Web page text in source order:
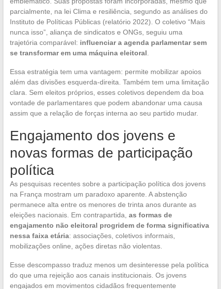
parcialmente, na lei Clima e resiliência, segundo as análises do
Instituto de Políticas Públicas (relatório 2022). O coletivo “Mais
nunca isso”, aliança de sindicatos e ONGs, seguiu uma
trajetória comparável: influenciar a agenda parlamentar sem
se transformar em uma máquina eleitoral
Essa estratégia tem uma vantagem: permite mobilizar apoios
além das divisões esquerda-direita. Também tem uma limitação
clara. Sem eleitos próprios, esses coletivos dependem da boa
vontade de parlamentares que podem abandonar uma causa
assim que a relação de forças interna ao seu partido mudar.
Engajamento dos jovens e
novas formas de participação
política
As pesquisas recentes sobre a participação política dos jovens
na França mostram um paradoxo aparente. A abstenção
permanece alta entre os menores de trinta anos durante as
eleições nacionais. Em contrapartida, as formas de
engajamento não eleitoral progridem de forma significativa
nessa faixa etária: associações, coletivos informais,
mobilizações online, ações diretas não violentas.
Esse descompasso traduz menos um desinteresse pela política
do que uma rejeição aos canais institucionais. Os jovens
engajados em movimentos cidadãos frequentemente